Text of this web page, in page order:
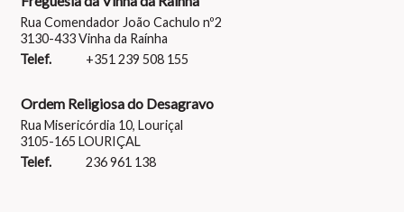
Rua Comendador João Cachulo nº2
3130-433 Vinha da Raínha
Telef.
+351 239 508 155
Ordem Religiosa do Desagravo
Rua Misericórdia 10, Louriçal
3105-165 LOURIÇAL
Telef.
236 961 138